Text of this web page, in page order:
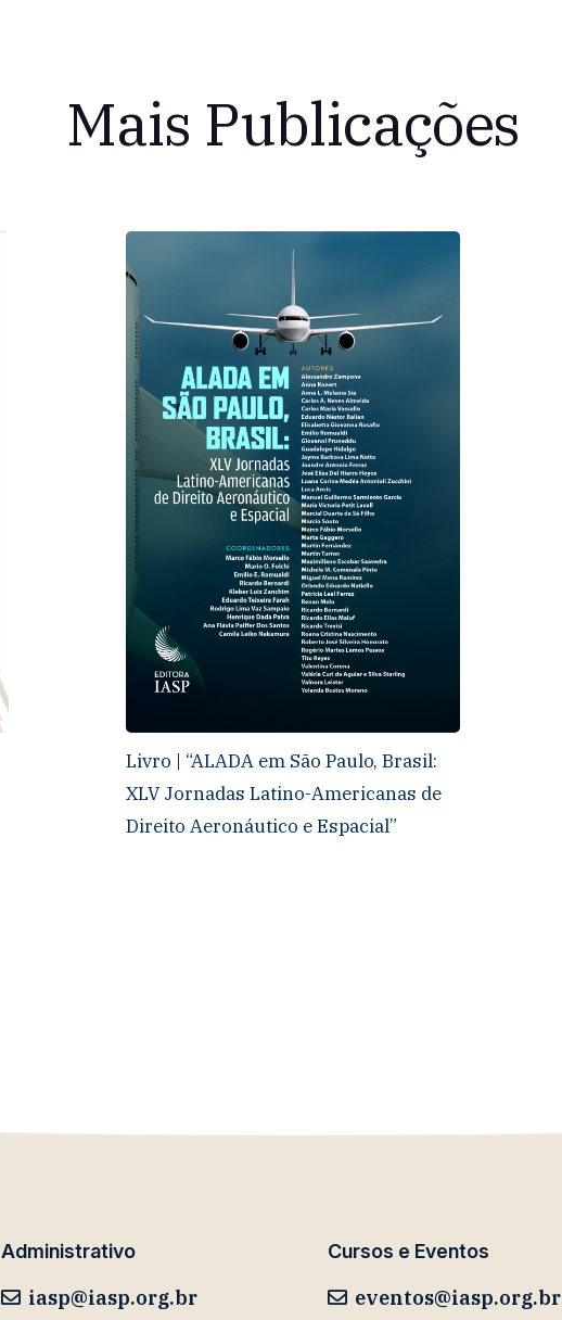
Mais Publicações
Livro | “ALADA em São Paulo, Brasil:
XLV Jornadas Latino-Americanas de
Direito Aeronáutico e Espacial”
Administrativo
iasp@iasp.org.br
Cursos e Eventos
eventos@iasp.org.br